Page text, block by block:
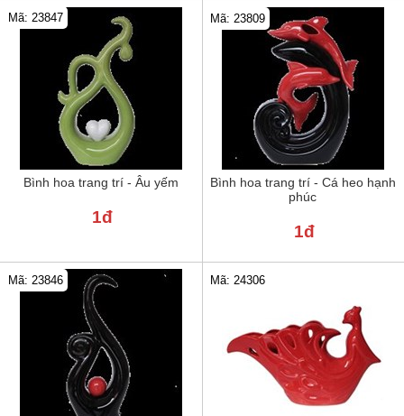
Bình hoa trang trí - Âu yếm
Mã: 23847
1đ
Bình hoa trang trí - Cá heo hạnh
phúc
Mã: 23809
1đ
Mã: 23846 Mã: 24306